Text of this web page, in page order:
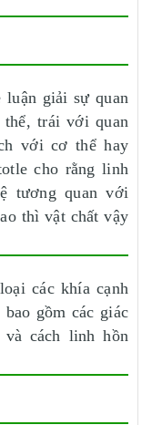
luận giải sự quan
trái với quan
với cơ thể hay
cho rằng linh
tương quan với
thì vật chất vậy
các khía cạnh
gồm các giác
cách linh hồn